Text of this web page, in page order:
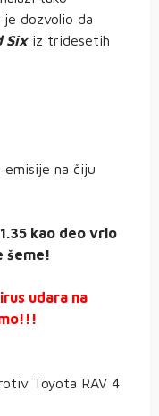
je dozvolio da
Sixiz tridesetih
emisije na čiju
kao deo vrlo
šeme!
udara na
Toyota RAV 4